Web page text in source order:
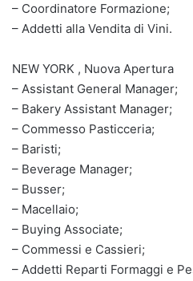
– Coordinatore Formazione;
– Addetti alla Vendita di Vini.
NEW YORK , Nuova Apertura
– Assistant General Manager;
– Bakery Assistant Manager;
– Commesso Pasticceria;
– Baristi;
– Beverage Manager;
– Busser;
– Macellaio;
– Buying Associate;
– Commessi e Cassieri;
– Addetti Reparti Formaggi e